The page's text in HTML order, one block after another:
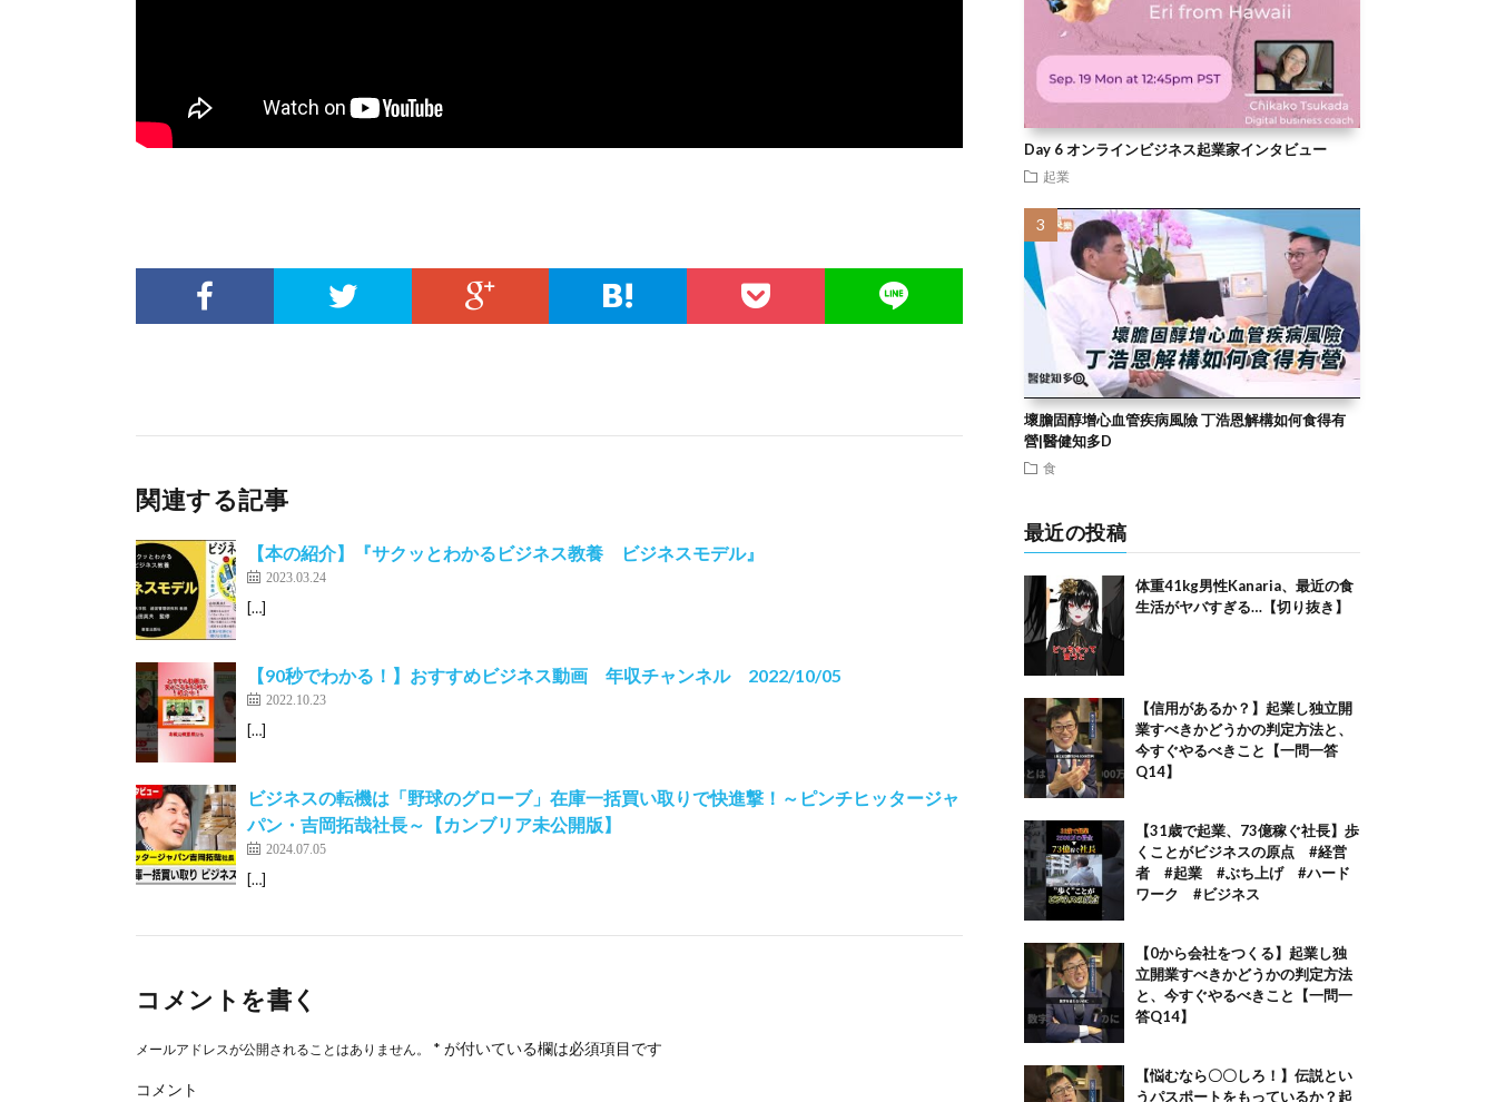
関連する記事
【本の紹介】『サクッとわかるビジネス教養 ビジネスモデル』
2023.03.24
[…]
【90秒でわかる！】おすすめビジネス動画 年収チャンネル 2022/10/05
2022.10.23
[…]
ビジネスの転機は「野球のグローブ」在庫一括買い取りで快進撃！～ピンチヒッタージャ
パン・吉岡拓哉社長～【カンブリア未公開版】
2024.07.05
[…]
コメントを書く
メールアドレスが公開されることはありません。 * が付いている欄は必須項目です
コメント
Day 6 オンラインビジネス起業家インタビュー
起業
壞膽固醇增心血管疾病風險 丁浩恩解構如何食得有
營|醫健知多D
食
最近の投稿
体重41kg男性Kanaria、最近の食
生活がヤバすぎる…【切り抜き】
【信用があるか？】起業し独立開
業すべきかどうかの判定方法と、
今すぐやるべきこと【一問一答
Q14】
【31歳で起業、73億稼ぐ社長】歩
くことがビジネスの原点 #経営
者 #起業 #ぶち上げ #ハード
ワーク #ビジネス
【0から会社をつくる】起業し独
立開業すべきかどうかの判定方法
と、今すぐやるべきこと【一問一
答Q14】
【悩むなら〇〇しろ！】伝説とい
うパスポートをもっているか？起